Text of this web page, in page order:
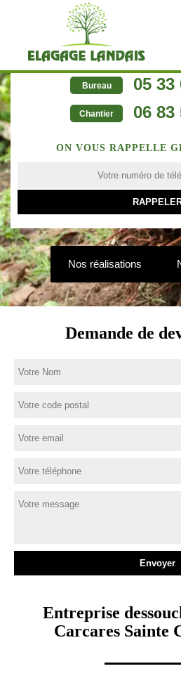
Bureau 05 33
Chantier 06 83
ON VOUS RAPPELLE
Nos réalisations
Demande de
Entreprise
Carcares Sainte